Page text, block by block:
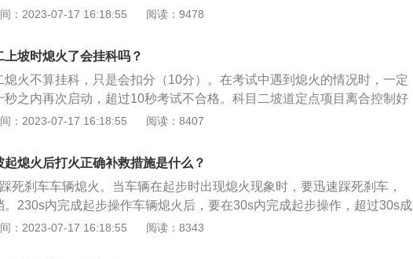
点点(即快到半联动点，而实际没有到半联动点的部位)左脚就稳到不动，
的迹象，再把左脚的离合轻轻松一点就别松了，控制油门保持在1500-200
般车子就会起步了。这样做一般不会造成熄火。很多学员在科二考试
现坡起熄火后，会紧张慌乱，不知所措。其实大可不必，只要处理得当，
出反应，溜车距离在规定内，一次熄火也只是扣10分而已，并不会直接挂
对科目二的相关介绍：对科目二考试的介绍：是机动车驾驶证考核的一部
、侧方停车、坡道定点停车和起步、直角转弯、曲线行驶（俗称S弯）五
（部分地区还有第六项高速领卡），C2考试项目包括倒车入库、侧方停
角转弯、曲线行驶（俗称S弯）四项必考。大车A1、A2、A3、B1、B2考
包括桩考、坡道定点停车和起步、侧方停车、通过单边桥、曲线行驶、直
、通过限宽门、通过连续障碍、起伏路行驶、窄路掉头，以及模拟高速公
：2023-07-17 16:18:55 阅读：9478
上坡时熄火了会挂科吗？
熄火不算挂科，只是会扣分（10分）。在考试中遇到熄火的情况时，一定
秒之内再次启动，超过10秒考试不合格。科目二坡道定点项目离合控制好
熄火。在科目二坡道起步时，如果出现熄火现象，不要慌张，先把汽车档
。需要注意的是，上坡起步要求在30秒以内启动发动机，所以说考生的动
、准、稳。科目二坡道定点停车和起步扣分标准：没有定点停车，扣100
辆停止后，汽车前保险杠未到控制线，扣100分；停车后后溜大于30厘
100分；停车后后溜小于30厘米，扣10分（原规定扣20分）；车辆行驶中
边缘实线，扣100分；起步时间超30秒，扣100分；车辆停止后，前保险杠
：2023-07-17 16:18:55 阅读：8407
起熄火后打火正确补救措施是什么？
死刹车车辆熄火。当车辆在起步时出现熄火现象时，要迅速踩死刹车，
。230s内完成起步操作车辆熄火后，要在30s内完成起步操作，超过30s成
格。3抬离合器在操作车辆起步时，先抬离合器，待车辆出现明显抖动
：2023-07-17 16:18:55 阅读：8343